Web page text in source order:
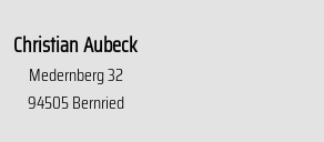
Christian Aubeck
Medernberg 32
94505 Bernried